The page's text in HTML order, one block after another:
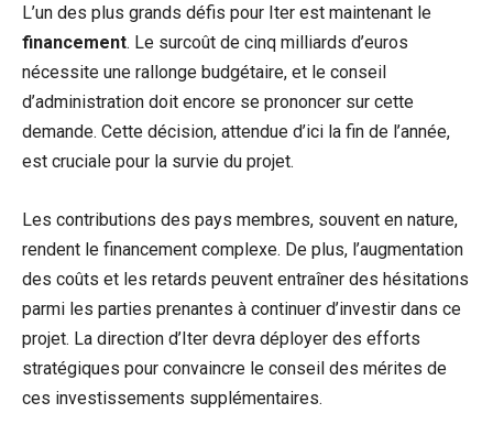
L’un des plus grands défis pour Iter est maintenant le
financement. Le surcoût de cinq milliards d’euros
nécessite une rallonge budgétaire, et le conseil
d’administration doit encore se prononcer sur cette
demande. Cette décision, attendue d’ici la fin de l’année,
est cruciale pour la survie du projet.
Les contributions des pays membres, souvent en nature,
rendent le financement complexe. De plus, l’augmentation
des coûts et les retards peuvent entraîner des hésitations
parmi les parties prenantes à continuer d’investir dans ce
projet. La direction d’Iter devra déployer des efforts
stratégiques pour convaincre le conseil des mérites de
ces investissements supplémentaires.